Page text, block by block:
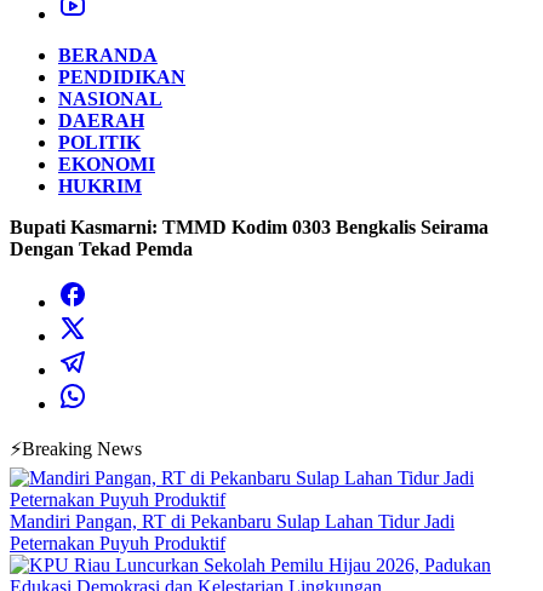
BERANDA
PENDIDIKAN
NASIONAL
DAERAH
POLITIK
EKONOMI
HUKRIM
Bupati Kasmarni: TMMD Kodim 0303 Bengkalis Seirama
Dengan Tekad Pemda
⚡Breaking News
Mandiri Pangan, RT di Pekanbaru Sulap Lahan Tidur Jadi
Peternakan Puyuh Produktif